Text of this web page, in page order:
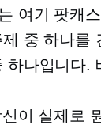
여기 팟캐
중 하나를
하나입니다.
이 실제로